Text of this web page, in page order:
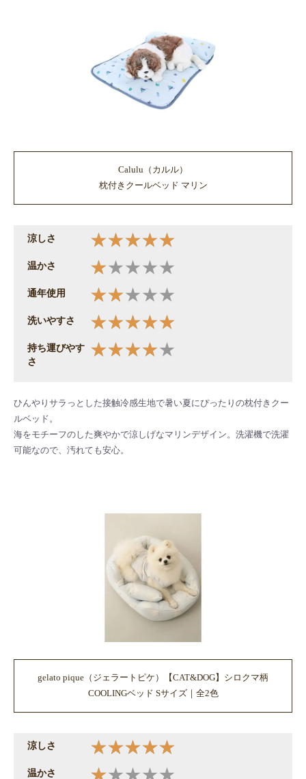
Calulu（カルル）
枕付きクールベッド マリン
涼しさ
温かさ
通年使用
洗いやすさ
持ち運びやす
さ
ひんやりサラっとした接触冷感生地で暑い夏にぴったりの枕付きクー
ルベッド。
海をモチーフのした爽やかで涼しげなマリンデザイン。洗濯機で洗濯
可能なので、汚れても安心。
gelato pique（ジェラートピケ）【CAT&DOG】シロクマ柄
COOLINGベッド Sサイズ｜全2色
涼しさ
温かさ